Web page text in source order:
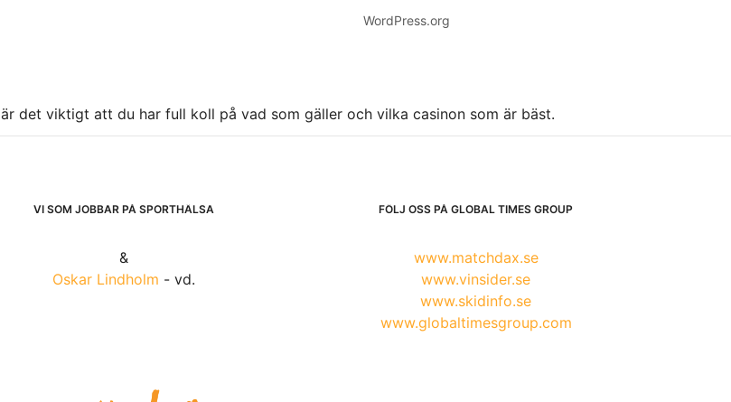
WordPress.org
är det viktigt att du har full koll på vad som gäller och vilka casinon som är bäst.
VI SOM JOBBAR PÅ SPORTHÄLSA
&
Oskar Lindholm - vd.
FÖLJ OSS PÅ GLOBAL TIMES GROUP
www.matchdax.se
www.vinsider.se
www.skidinfo.se
www.globaltimesgroup.com